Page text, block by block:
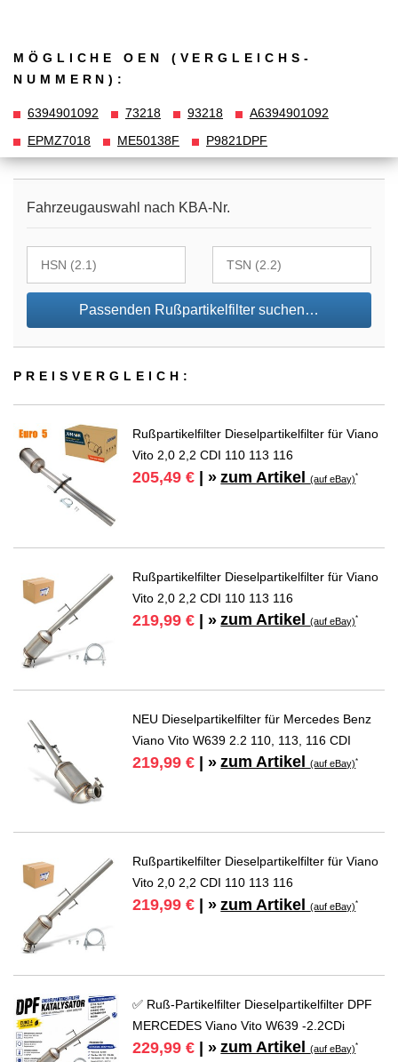
MÖGLICHE OEN (VERGLEICHS­
NUMMERN):
6394901092 73218 93218
A6394901092
EPMZ7018
ME50138F P9821DPF
Fahrzeugauswahl nach KBA-Nr.
Passenden Rußpartikelfilter suchen…
PREIS­VER­GLEICH:
Rußpartikelfilter Dieselpartikelfilter für Viano
Vito 2,0 2,2 CDI 110 113 116
205,49 € | » zum Artikel(auf eBay)*
Rußpartikelfilter Dieselpartikelfilter für Viano
Vito 2,0 2,2 CDI 110 113 116
219,99 € | » zum Artikel(auf eBay)*
NEU Dieselpartikelfilter für Mercedes Benz
Viano Vito W639 2.2 110, 113, 116 CDI
219,99 € | » zum Artikel(auf eBay)*
Rußpartikelfilter Dieselpartikelfilter für Viano
Vito 2,0 2,2 CDI 110 113 116
219,99 € | » zum Artikel(auf eBay)*
✅ Ruß-Partikelfilter Dieselpartikelfilter DPF
MERCEDES Viano Vito W639 -2.2CDi
229,99 € | » zum Artikel(auf eBay)*